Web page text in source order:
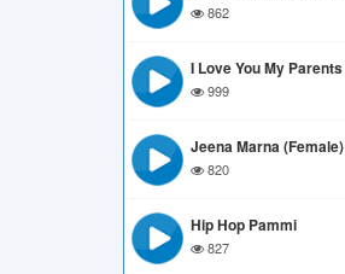
862
I Love You My Parents
999
Jeena Marna (Female)
820
Hip Hop Pammi
827